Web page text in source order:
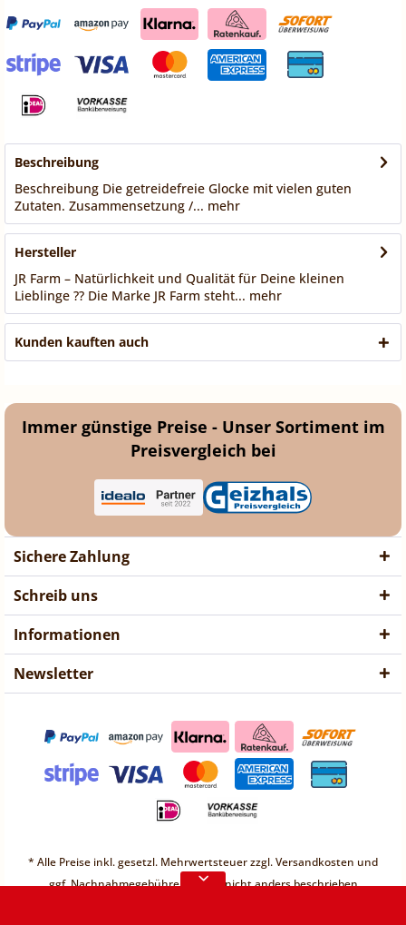
Vorübergehend sind keine
Bestellungen möglich.
Beschreibung
Beschreibung Die getreidefreie Glocke mit vielen guten
Zutaten. Zusammensetzung /... mehr
Hersteller
JR Farm – Natürlichkeit und Qualität für Deine kleinen
Lieblinge ?? Die Marke JR Farm steht... mehr
Kunden kauften auch
Immer günstige Preise - Unser Sortiment im
Preisvergleich bei
Sichere Zahlung
Schreib uns
Informationen
Newsletter
* Alle Preise inkl. gesetzl. Mehrwertsteuer zzgl.Versandkosten und
ggf. Nachnahmegebühren, wenn nicht anders beschrieben